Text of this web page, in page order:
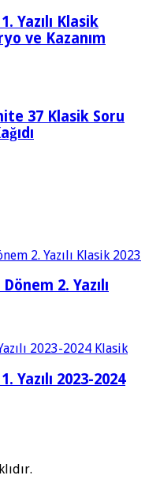
Yazılı Klasik
ve Kazanım
37 Klasik Soru
2. Yazılı
Yazılı 2023-2024